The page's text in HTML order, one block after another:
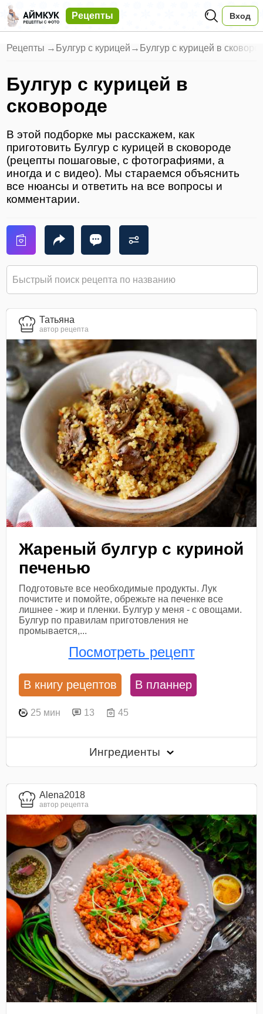
Рецепты Вход
Рецепты → Булгур с курицей → Булгур с курицей в
Булгур с курицей в
сковороде
В этой подборке мы расскажем, как
приготовить Булгур с курицей в сковороде
(рецепты пошаговые, с фотографиями, а
иногда и с видео). Мы стараемся объяснить
все нюансы и ответить на все вопросы и
комментарии.
Татьяна
автор рецепта
Жареный булгур с куриной
печенью
Подготовьте все необходимые продукты. Лук
почистите и помойте, обрежьте на печенке все
лишнее - жир и пленки. Булгур у меня - с овощами.
Булгур по правилам приготовления не
промывается,...
Посмотреть рецепт
В книгу рецептов В планнер
25 мин 13 45
Ингредиенты
Alena2018
автор рецепта